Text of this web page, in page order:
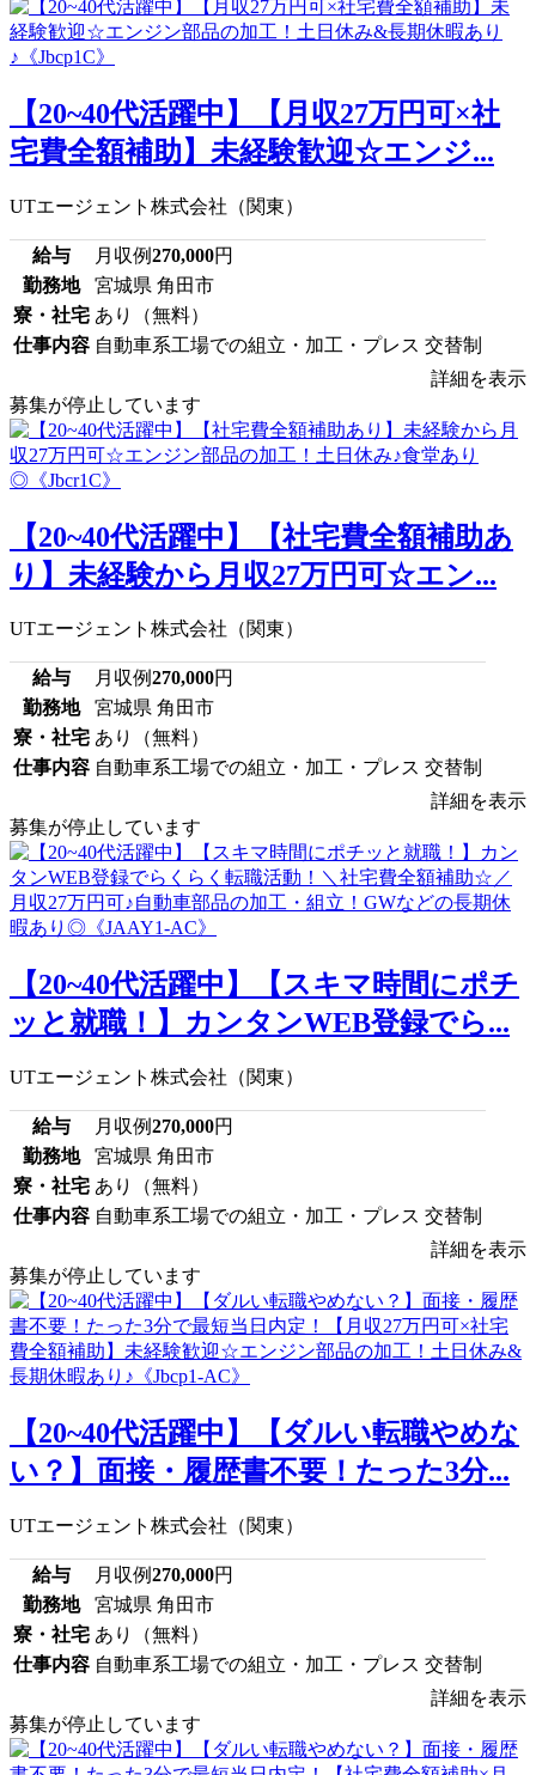
【20~40代活躍中】【月収27万円可×社
宅費全額補助】未経験歓迎☆エンジ...
UTエージェント株式会社（関東）
給与 月収例270,000円
勤務地
宮城県 角田市
寮・社宅 あり（無料）
仕事内容 自動車系工場での組立・加工・プレス 交替制
詳細を表示
募集が停止しています
【20~40代活躍中】【社宅費全額補助あ
り】未経験から月収27万円可☆エン...
UTエージェント株式会社（関東）
給与 月収例270,000円
勤務地
宮城県 角田市
寮・社宅 あり（無料）
仕事内容 自動車系工場での組立・加工・プレス 交替制
詳細を表示
募集が停止しています
【20~40代活躍中】【スキマ時間にポチ
ッと就職！】カンタンWEB登録でら...
UTエージェント株式会社（関東）
給与 月収例270,000円
勤務地
宮城県 角田市
寮・社宅 あり（無料）
仕事内容 自動車系工場での組立・加工・プレス 交替制
詳細を表示
募集が停止しています
【20~40代活躍中】【ダルい転職やめな
い？】面接・履歴書不要！たった3分...
UTエージェント株式会社（関東）
給与 月収例270,000円
勤務地
宮城県 角田市
寮・社宅 あり（無料）
仕事内容 自動車系工場での組立・加工・プレス 交替制
詳細を表示
募集が停止しています